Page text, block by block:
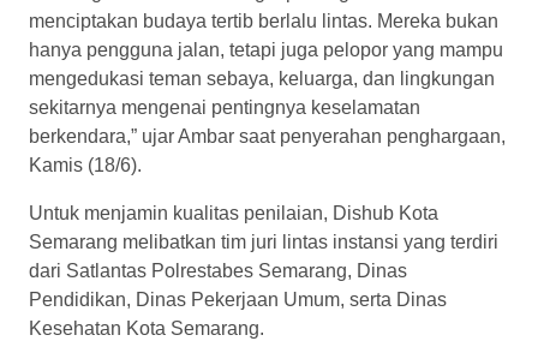
menciptakan budaya tertib berlalu lintas. Mereka bukan
hanya pengguna jalan, tetapi juga pelopor yang mampu
mengedukasi teman sebaya, keluarga, dan lingkungan
sekitarnya mengenai pentingnya keselamatan
berkendara,” ujar Ambar saat penyerahan penghargaan,
Kamis (18/6).
Untuk menjamin kualitas penilaian, Dishub Kota
Semarang melibatkan tim juri lintas instansi yang terdiri
dari Satlantas Polrestabes Semarang, Dinas
Pendidikan, Dinas Pekerjaan Umum, serta Dinas
Kesehatan Kota Semarang.